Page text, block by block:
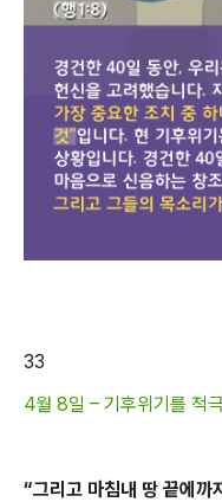
33
4월 8일 – 기후위기를 적
“그리고 마침내 땅 끝에까